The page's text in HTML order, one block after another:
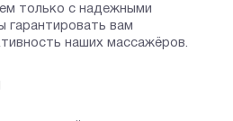
только с надежными
гарантировать вам
наших массажёров.